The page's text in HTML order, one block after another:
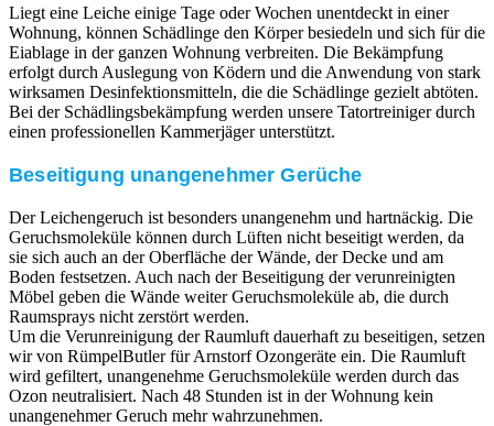
Liegt eine Leiche einige Tage oder Wochen unentdeckt in einer
Wohnung, können Schädlinge den Körper besiedeln und sich für die
Eiablage in der ganzen Wohnung verbreiten. Die Bekämpfung
erfolgt durch Auslegung von Ködern und die Anwendung von stark
wirksamen Desinfektionsmitteln, die die Schädlinge gezielt abtöten.
Bei der Schädlingsbekämpfung werden unsere Tatortreiniger durch
einen professionellen Kammerjäger unterstützt.
Beseitigung unangenehmer Gerüche
Der Leichengeruch ist besonders unangenehm und hartnäckig. Die
Geruchsmoleküle können durch Lüften nicht beseitigt werden, da
sie sich auch an der Oberfläche der Wände, der Decke und am
Boden festsetzen. Auch nach der Beseitigung der verunreinigten
Möbel geben die Wände weiter Geruchsmoleküle ab, die durch
Raumsprays nicht zerstört werden.
Um die Verunreinigung der Raumluft dauerhaft zu beseitigen, setzen
wir von RümpelButler für Arnstorf Ozongeräte ein. Die Raumluft
wird gefiltert, unangenehme Geruchsmoleküle werden durch das
Ozon neutralisiert. Nach 48 Stunden ist in der Wohnung kein
unangenehmer Geruch mehr wahrzunehmen.